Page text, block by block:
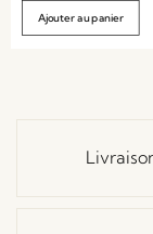
Ajouter au panier